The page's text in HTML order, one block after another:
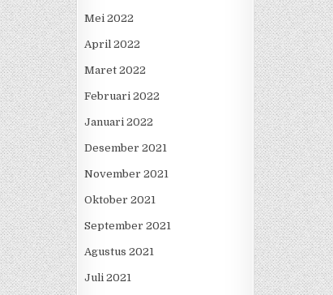
Mei 2022
April 2022
Maret 2022
Februari 2022
Januari 2022
Desember 2021
November 2021
Oktober 2021
September 2021
Agustus 2021
Juli 2021